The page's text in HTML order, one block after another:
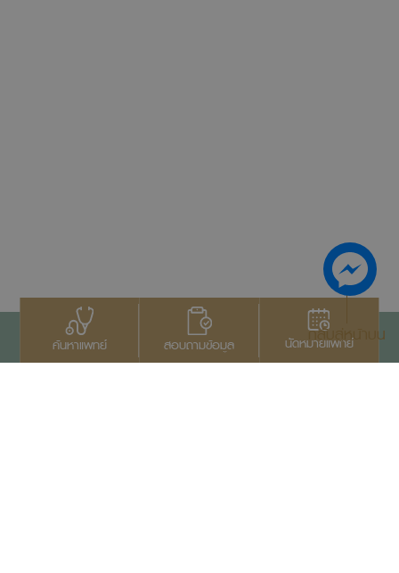
ค้นหาแพทย์ สอบถามข้อมูล นัดหมายแพทย์
กลับสู่หน้าบน